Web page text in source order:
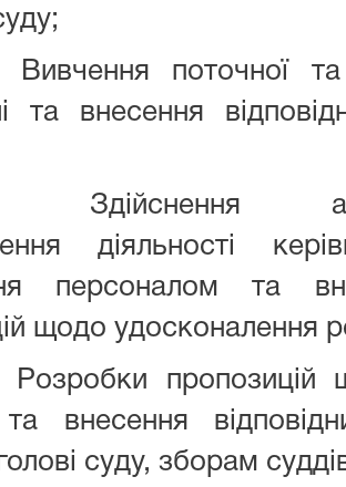
Вивчення поточної
та внесення
Здійснення
діяльності
персоналом та
щодо удосконалення
Розробки пропозицій
внесення
суду, зборам